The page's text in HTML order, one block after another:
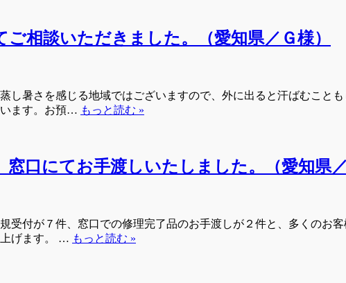
相談いただきました。（愛知県／Ｇ様）
し暑さを感じる地域ではございますので、外に出ると汗ばむこと
います。お預… もっと読む »
口にてお手渡しいたしました。（愛知県／
受付が７件、窓口での修理完了品のお手渡しが２件と、多くのお
げます。 … もっと読む »